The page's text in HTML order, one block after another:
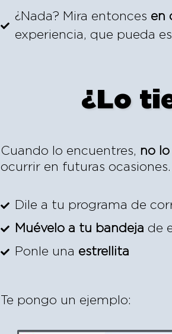
¿Nada? Mira entonces en
experiencia, que pueda
¿Lo
Cuando lo encuentres, no lo
ocurrir en futuras ocasiones.
Dile a tu programa de
Muévelo a tu bandeja de
Ponle una estrellita
Te pongo un ejemplo: